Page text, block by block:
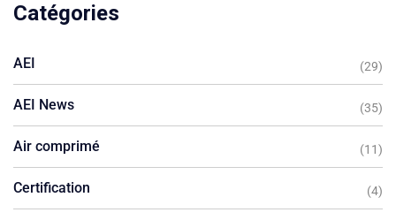
Catégories
AEI (29)
AEI News (35)
Air comprimé (11)
Certification (4)